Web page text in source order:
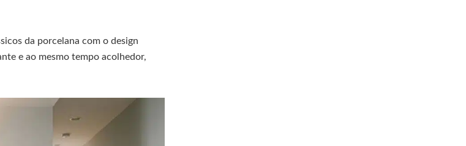
da porcelana com o design
e ao mesmo tempo acolhedor,